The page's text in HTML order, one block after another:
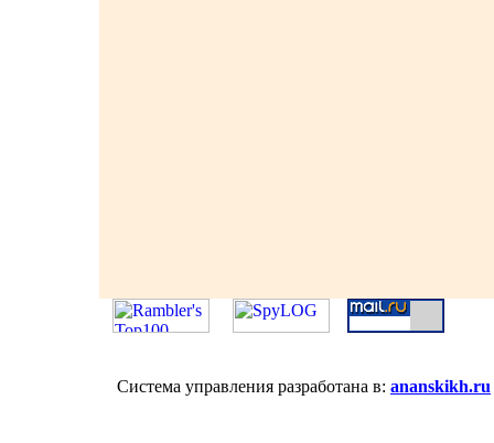
Система управления разработана в: ananskikh.ru